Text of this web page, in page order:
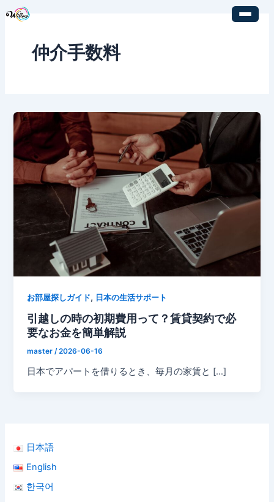
日本語
English
한국어
仲介手数料
お部屋探しガイド, 日本の生活サポート
引越しの時の初期費用って？賃貸契約で必
要なお金を簡単解説
master/2026-06-16
日本でアパートを借りるとき、毎月の家賃と […]